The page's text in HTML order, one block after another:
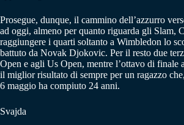
Prosegue, dunque, il cammino dell’azzurro
ad oggi, almeno per quanto riguarda gli Slam,
raggiungere i quarti soltanto a Wimbledon lo
battuto da Novak Djokovic. Per il resto due
Open e agli Us Open, mentre l’ottavo di finale
il miglior risultato di sempre per un ragazzo
6 maggio ha compiuto 24 anni.
Svajda